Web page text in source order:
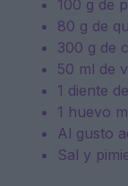
100 g de
80 g de
300 g de
50 ml de
1 diente
1 huevo
Al gusto
Sal y